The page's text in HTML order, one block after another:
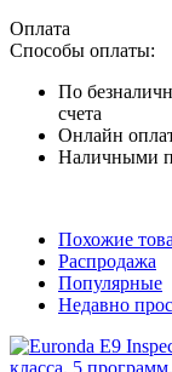
Оплата
Способы оплаты:
По
счета
Онлайн
Наличными
Похожие
Распродажа
Популярные
Недавно